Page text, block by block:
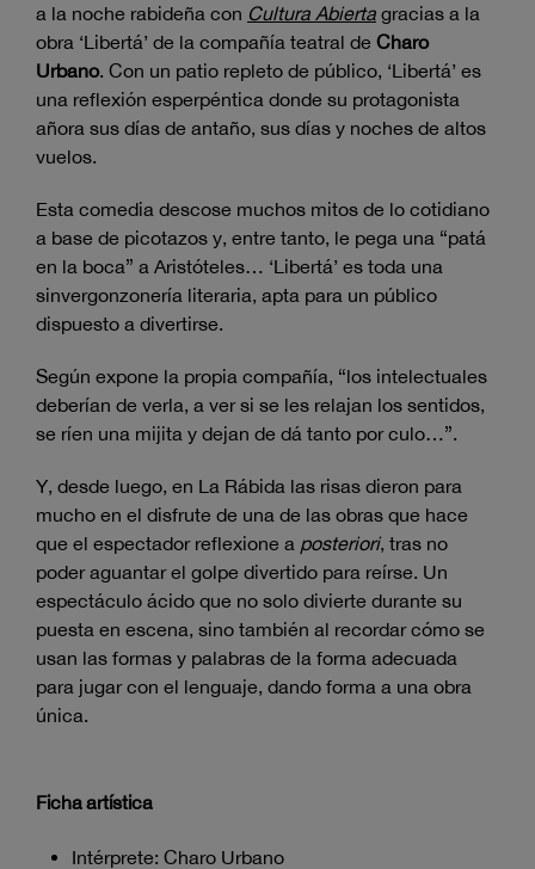
a la noche rabideña con Cultura Abierta gracias a la
obra ‘Libertá’ de la compañía teatral de Charo
Urbano. Con un patio repleto de público, ‘Libertá’ es
una reflexión esperpéntica donde su protagonista
añora sus días de antaño, sus días y noches de altos
vuelos.
Esta comedia descose muchos mitos de lo cotidiano
a base de picotazos y, entre tanto, le pega una “patá
en la boca” a Aristóteles… ‘Libertá’ es toda una
sinvergonzonería literaria, apta para un público
dispuesto a divertirse.
Según expone la propia compañía, “los intelectuales
deberían de verla, a ver si se les relajan los sentidos,
se ríen una mijita y dejan de dá tanto por culo…”.
Y, desde luego, en La Rábida las risas dieron para
mucho en el disfrute de una de las obras que hace
que el espectador reflexione a posteriori, tras no
poder aguantar el golpe divertido para reírse. Un
espectáculo ácido que no solo divierte durante su
puesta en escena, sino también al recordar cómo se
usan las formas y palabras de la forma adecuada
para jugar con el lenguaje, dando forma a una obra
única.
Ficha artística
Intérprete: Charo Urbano